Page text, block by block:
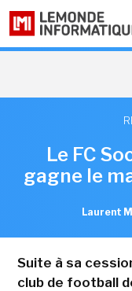
Le FC
gagne le
Laurent
Suite à sa
club de football